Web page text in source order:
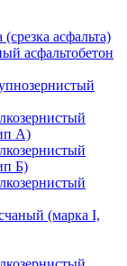
асфальта)
асфальтобетон
А)
Б)
(марка I,